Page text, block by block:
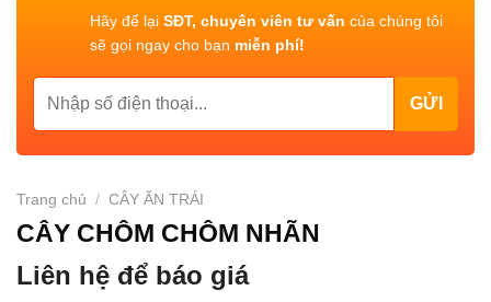
Hãy để lại SĐT, chuyên viên tư vấn của chúng tôi
sẽ gọi ngay cho bạn miễn phí!
Trang chủ / CÂY ĂN TRÁI
CÂY CHÔM CHÔM NHÃN
Liên hệ để báo giá